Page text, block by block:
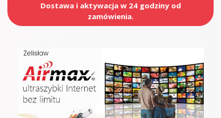
Dostawa i aktywacja w 24 godziny od
zamówienia.